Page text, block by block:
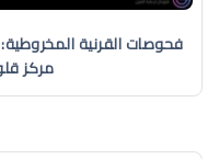
فحوصات القرنية
مركز